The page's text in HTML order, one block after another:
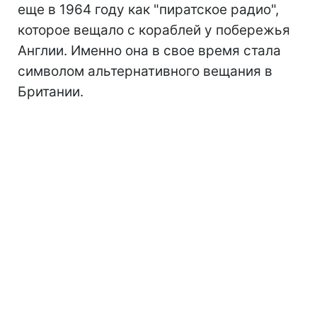
еще в 1964 году как "пиратское радио",
которое вещало с кораблей у побережья
Англии. Именно она в свое время стала
символом альтернативного вещания в
Британии.